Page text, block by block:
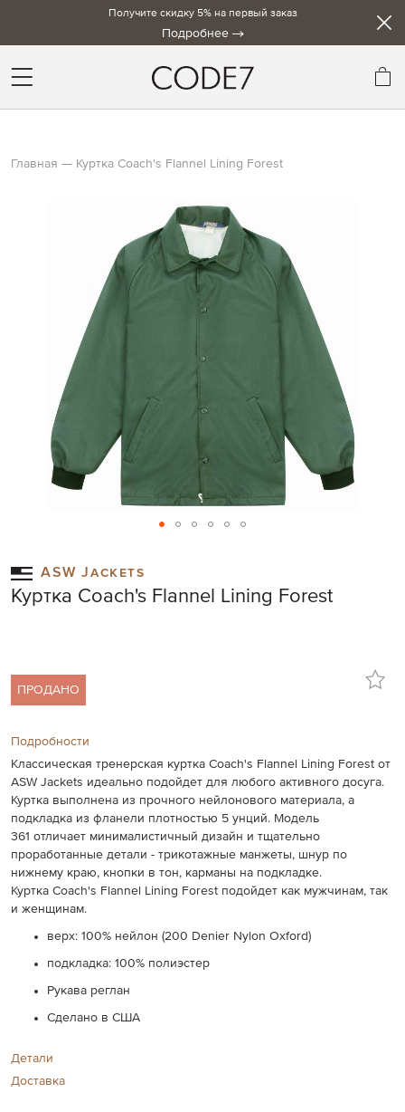
Получите скидку 5% на первый заказ
Подробнее
Главная Куртка Coach's Flannel Lining Forest
to
the
beginning
gallery
ASW Jackets
Куртка Coach's Flannel Lining Forest
ПРОДАНО
Подробности
Классическая тренерская куртка Coach's Flannel Lining Forest от
ASW Jackets идеально подойдет для любого активного досуга.
Куртка выполнена из прочного нейлонового материала, а
подкладка из фланели плотностью 5 унций. Модель
361 отличает минималистичный дизайн и тщательно
проработанные детали - трикотажные манжеты, шнур по
нижнему краю, кнопки в тон, карманы на подкладке.
Куртка Coach's Flannel Lining Forest подойдет как мужчинам, так
и женщинам.
верх: 100% нейлон (200 Denier Nylon Oxford)
подкладка: 100% полиэстер
Рукава реглан
Сделано в США
Детали
Доставка